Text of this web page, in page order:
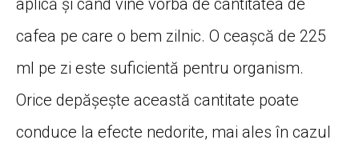
aplică și când vine vorba de cantitatea de
cafea pe care o bem zilnic. O ceașcă de 225
ml pe zi este suficientă pentru organism.
Orice depășește această cantitate poate
conduce la efecte nedorite, mai ales în cazul